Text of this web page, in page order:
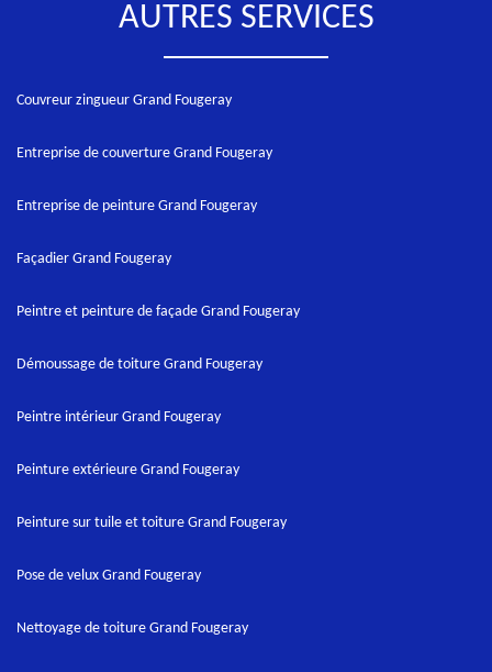
AUTRES SERVICES
Couvreur zingueur Grand Fougeray
Entreprise de couverture Grand Fougeray
Entreprise de peinture Grand Fougeray
Façadier Grand Fougeray
Peintre et peinture de façade Grand Fougeray
Démoussage de toiture Grand Fougeray
Peintre intérieur Grand Fougeray
Peinture extérieure Grand Fougeray
Peinture sur tuile et toiture Grand Fougeray
Pose de velux Grand Fougeray
Nettoyage de toiture Grand Fougeray